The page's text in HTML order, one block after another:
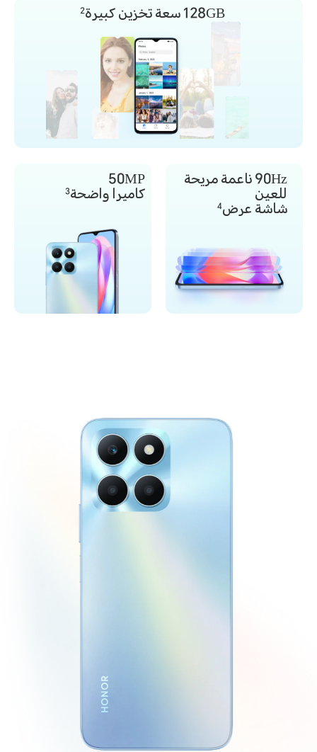
128GBسعة تخزين كبيرة2
50MP
كاميرا واضحة3 90Hz ناعمة مريحة
للعين
شاشة عرض4